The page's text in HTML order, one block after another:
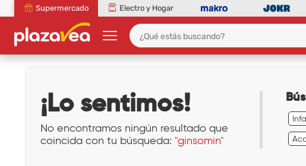
Supermercado Electro y Hogar
¡Lo sentimos!
No encontramos ningún resultado que
coincida con tu búsqueda: "ginsomin"